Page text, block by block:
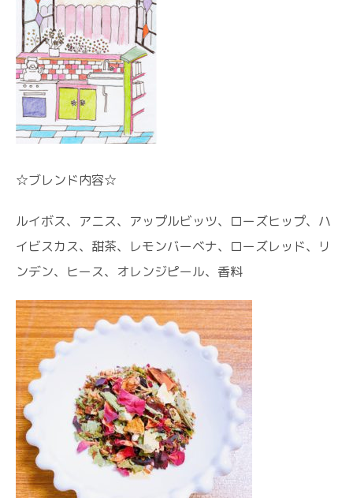
☆ブレンド内容☆
ルイボス、アニス、アップルビッツ、ローズヒップ、ハ
イビスカス、甜茶、レモンバーベナ、ローズレッド、リ
ンデン、ヒース、オレンジピール、香料